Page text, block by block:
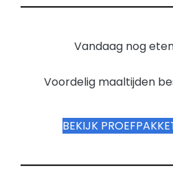
Vandaag nog
Voordelig maaltijden
BEKIJK